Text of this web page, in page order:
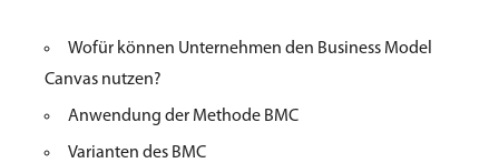
Wofür können Unternehmen den Business Model
Canvas nutzen?
Anwendung der Methode BMC
Varianten des BMC